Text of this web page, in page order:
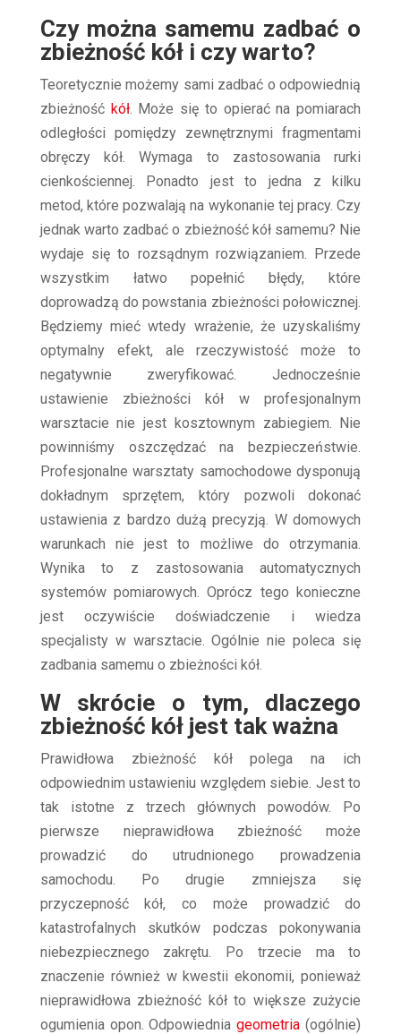
Czy można samemu zadbać o
zbieżność kół i czy warto?
Teoretycznie możemy sami zadbać o odpowiednią
zbieżność kół. Może się to opierać na pomiarach
odległości pomiędzy zewnętrznymi fragmentami
obręczy kół. Wymaga to zastosowania rurki
cienkościennej. Ponadto jest to jedna z kilku
metod, które pozwalają na wykonanie tej pracy. Czy
jednak warto zadbać o zbieżność kół samemu? Nie
wydaje się to rozsądnym rozwiązaniem. Przede
wszystkim łatwo popełnić błędy, które
doprowadzą do powstania zbieżności połowicznej.
Będziemy mieć wtedy wrażenie, że uzyskaliśmy
optymalny efekt, ale rzeczywistość może to
negatywnie zweryfikować. Jednocześnie
ustawienie zbieżności kół w profesjonalnym
warsztacie nie jest kosztownym zabiegiem. Nie
powinniśmy oszczędzać na bezpieczeństwie.
Profesjonalne warsztaty samochodowe dysponują
dokładnym sprzętem, który pozwoli dokonać
ustawienia z bardzo dużą precyzją. W domowych
warunkach nie jest to możliwe do otrzymania.
Wynika to z zastosowania automatycznych
systemów pomiarowych. Oprócz tego konieczne
jest oczywiście doświadczenie i wiedza
specjalisty w warsztacie. Ogólnie nie poleca się
zadbania samemu o zbieżności kół.
W skrócie o tym, dlaczego
zbieżność kół jest tak ważna
Prawidłowa zbieżność kół polega na ich
odpowiednim ustawieniu względem siebie. Jest to
tak istotne z trzech głównych powodów. Po
pierwsze nieprawidłowa zbieżność może
prowadzić do utrudnionego prowadzenia
samochodu. Po drugie zmniejsza się
przyczepność kół, co może prowadzić do
katastrofalnych skutków podczas pokonywania
niebezpiecznego zakrętu. Po trzecie ma to
znaczenie również w kwestii ekonomii, ponieważ
nieprawidłowa zbieżność kół to większe zużycie
ogumienia opon. Odpowiedniageometria (ogólnie)